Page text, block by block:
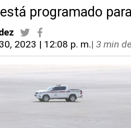
programado
2023 | 12:08 p. m.| 3 min